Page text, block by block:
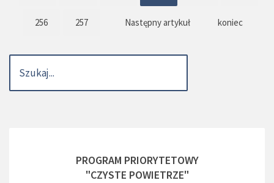
256 257 Następny artykuł koniec
PROGRAM PRIORYTETOWY
"CZYSTE POWIETRZE"